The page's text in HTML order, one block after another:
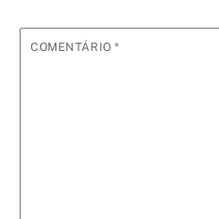
COMENTÁRIO*